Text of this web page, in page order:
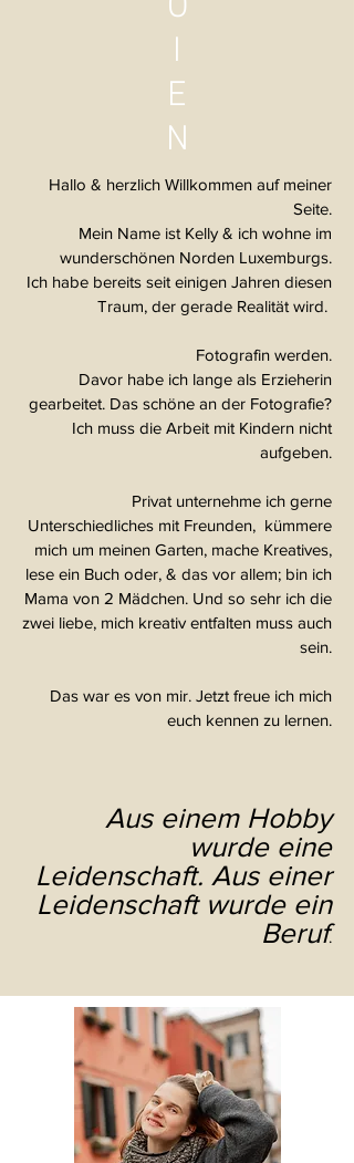
I
E
N
Hallo & herzlich Willkommen auf meiner
Seite.
Mein Name ist Kelly & ich wohne im
wunderschönen Norden Luxemburgs.
Ich habe bereits seit einigen Jahren diesen
Traum, der gerade Realität wird.
Fotografin werden.
Davor habe ich lange als Erzieherin
gearbeitet. Das schöne an der Fotografie?
Ich muss die Arbeit mit Kindern nicht
aufgeben.
Privat unternehme ich gerne
Unterschiedliches mit Freunden, kümmere
mich um meinen Garten, mache Kreatives,
lese ein Buch oder, & das vor allem; bin ich
Mama von 2 Mädchen. Und so sehr ich die
zwei liebe, mich kreativ entfalten muss auch
sein.
Das war es von mir. Jetzt freue ich mich
euch kennen zu lernen.
Aus einem Hobby
wurde eine
Leidenschaft. Aus einer
Leidenschaft wurde ein
Beruf.